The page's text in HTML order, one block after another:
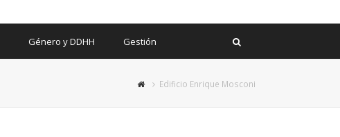
Género y DDHH Gestión
Edificio Enrique Mosconi